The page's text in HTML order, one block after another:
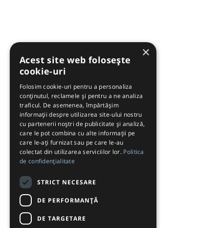
×
Acest site web folosește
cookie-uri
Folosim cookie-uri pentru a personaliza
conținutul, reclamele și pentru a ne analiza
traficul. De asemenea, împărtășim
informații despre utilizarea site-ului nostru
cu partenerii noștri de publicitate și analiză,
care le pot combina cu alte informații pe
care le-ați furnizat sau pe care le-au
colectat din utilizarea serviciilor lor. Politica
de confidențialitate
STRICT NECESARE
DE PERFORMANȚĂ
DE TARGETARE